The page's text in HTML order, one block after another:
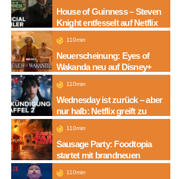
House of Guinness – Steven
Knight entfesselt auf Netflix
die dunkle Seite einer
Legende
110min
Neuerscheinung: Eyes of
Wakanda neu auf Disney+
110min
Wednesday ist zurück – aber
nur halb: Netflix greift zu
neuem Serien-Trick
110min
Sausage Party: Foodtopia
startet mit brandneuen
Folgen auf Amazon
110min